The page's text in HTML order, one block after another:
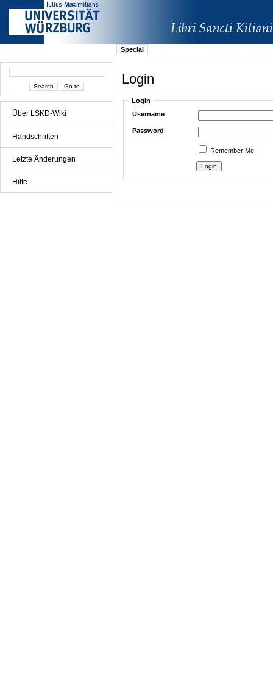
Über LSKD-Wiki
Handschriften
Letzte Änderungen
Hilfe
Special
Login
Login
Username
Password
Remember Me